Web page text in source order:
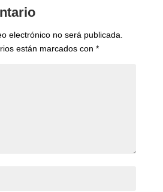
electrónico no será publicada.
están marcados con *